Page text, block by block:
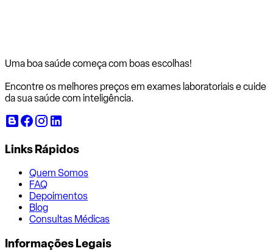
Uma boa saúde começa com boas escolhas!
Encontre os melhores preços em exames laboratoriais e cuide
da sua saúde com inteligência.
Links Rápidos
Quem Somos
FAQ
Depoimentos
Blog
Consultas Médicas
Informações Legais